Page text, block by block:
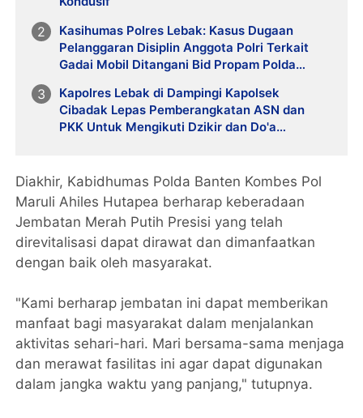
Kasihumas Polres Lebak: Kasus Dugaan
Pelanggaran Disiplin Anggota Polri Terkait
Gadai Mobil Ditangani Bid Propam Polda
Kapolres Lebak di Dampingi Kapolsek
Cibadak Lepas Pemberangkatan ASN dan
PKK Untuk Mengikuti Dzikir dan Do'a
Diakhir, Kabidhumas Polda Banten Kombes Pol
Maruli Ahiles Hutapea berharap keberadaan
Jembatan Merah Putih Presisi yang telah
direvitalisasi dapat dirawat dan dimanfaatkan
dengan baik oleh masyarakat.
"Kami berharap jembatan ini dapat memberikan
manfaat bagi masyarakat dalam menjalankan
aktivitas sehari-hari. Mari bersama-sama menjaga
dan merawat fasilitas ini agar dapat digunakan
dalam jangka waktu yang panjang," tutupnya.